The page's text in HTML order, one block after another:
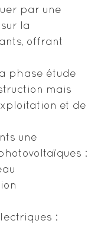
par une
la
offrant
phase étude
mais
et de
une
:
: